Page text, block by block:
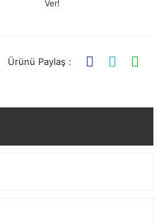
Ver!
Ürünü Paylaş :